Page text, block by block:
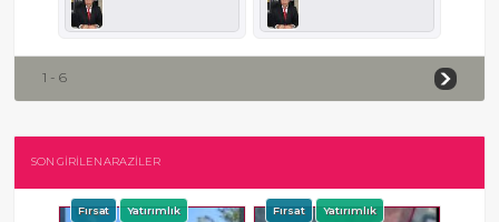
1 - 6
SON GİRİLEN ARAZİLER
Fırsat Yatırımlık Fırsat Yatırımlık